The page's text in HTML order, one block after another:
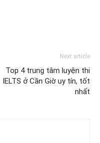
Next article
Top 4 trung tâm luyện thi
IELTS ở Cần Giờ uy tín, tốt
nhất